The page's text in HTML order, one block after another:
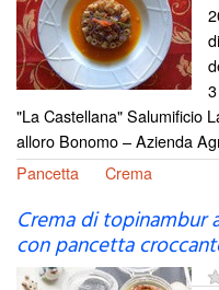
"La Castellana" Salumificio
alloro Bonomo – Azienda
Pancetta
Crema
Crema di topinambur
con pancetta